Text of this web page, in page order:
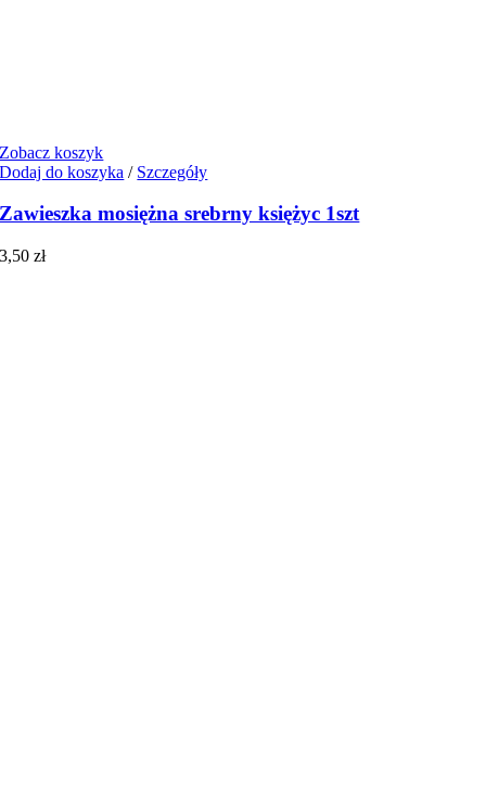
Zobacz koszyk
Dodaj do koszyka / Szczegóły
Zawieszka mosiężna srebrny księżyc 1szt
3,50zł